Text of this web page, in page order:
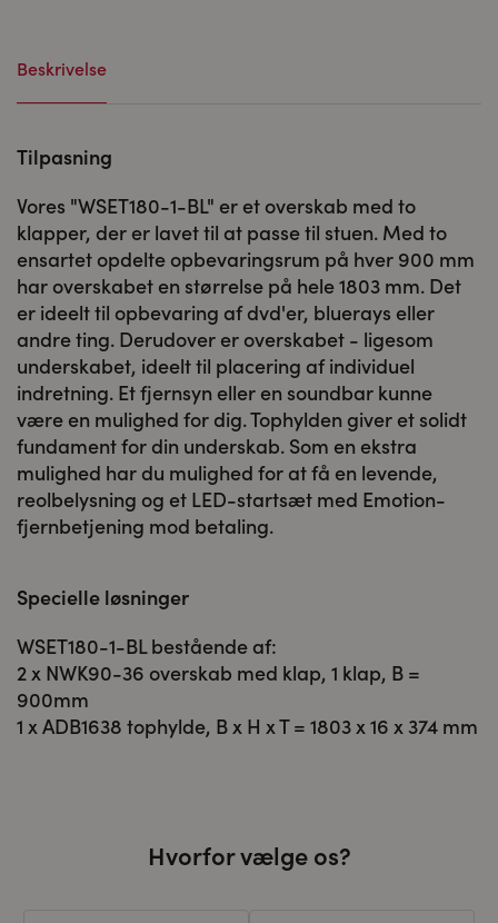
Beskrivelse
Tilpasning
Vores "WSET180-1-BL" er et overskab med to
klapper, der er lavet til at passe til stuen. Med to
ensartet opdelte opbevaringsrum på hver 900 mm
har overskabet en størrelse på hele 1803 mm. Det
er ideelt til opbevaring af dvd'er, bluerays eller
andre ting. Derudover er overskabet - ligesom
underskabet, ideelt til placering af individuel
indretning. Et fjernsyn eller en soundbar kunne
være en mulighed for dig. Tophylden giver et solidt
fundament for din underskab. Som en ekstra
mulighed har du mulighed for at få en levende,
reolbelysning og et LED-startsæt med Emotion-
fjernbetjening mod betaling.
Specielle løsninger
WSET180-1-BL bestående af:
2 x NWK90-36 overskab med klap, 1 klap, B =
900mm
1 x ADB1638 tophylde, B x H x T = 1803 x 16 x 374 mm
Hvorfor vælge os?